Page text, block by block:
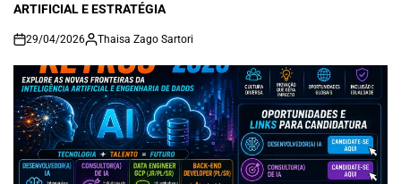
ARTIFICIAL E ESTRATÉGIA
on
29/04/2026 Thaisa Zago Sartori